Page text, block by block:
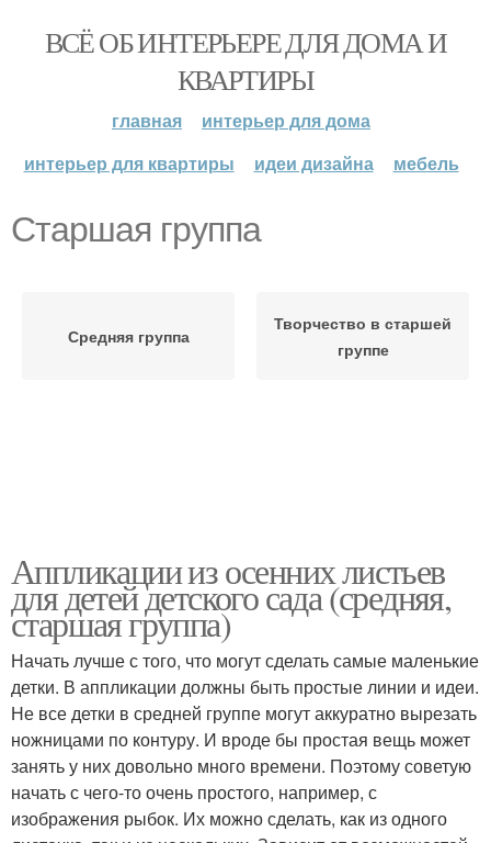
ВСЁ ОБ ИНТЕРЬЕРЕ ДЛЯ ДОМА И
КВАРТИРЫ
главная
интерьер для дома
интерьер для квартиры
идеи дизайна мебель
Старшая группа
Средняя группа
Творчество в старшей
группе
Аппликации из осенних листьев
для детей детского сада (средняя,
старшая группа)
Начать лучше с того, что могут сделать самые маленькие
детки. В аппликации должны быть простые линии и идеи.
Не все детки в средней группе могут аккуратно вырезать
ножницами по контуру. И вроде бы простая вещь может
занять у них довольно много времени. Поэтому советую
начать с чего-то очень простого, например, с
изображения рыбок. Их можно сделать, как из одного